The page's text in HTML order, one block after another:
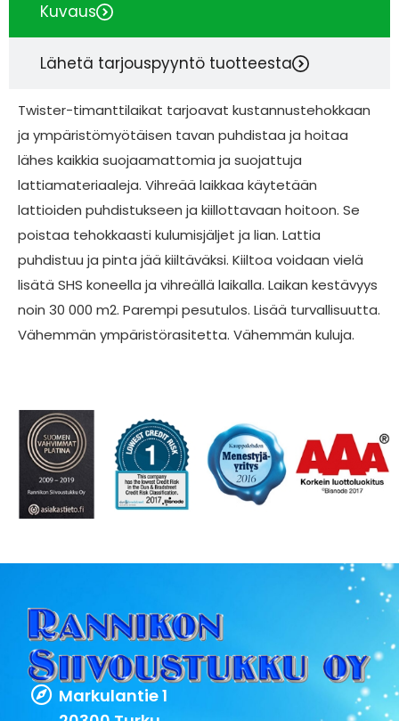
Kuvaus
Lähetä tarjouspyyntö tuotteesta
Twister-timanttilaikat tarjoavat kustannustehokkaan
ja ympäristömyötäisen tavan puhdistaa ja hoitaa
lähes kaikkia suojaamattomia ja suojattuja
lattiamateriaaleja. Vihreää laikkaa käytetään
lattioiden puhdistukseen ja kiillottavaan hoitoon. Se
poistaa tehokkaasti kulumisjäljet ja lian. Lattia
puhdistuu ja pinta jää kiiltäväksi. Kiiltoa voidaan vielä
lisätä SHS koneella ja vihreällä laikalla. Laikan kestävyys
noin 30 000 m2. Parempi pesutulos. Lisää turvallisuutta.
Vähemmän ympäristörasitetta. Vähemmän kuluja.
Markulantie 1